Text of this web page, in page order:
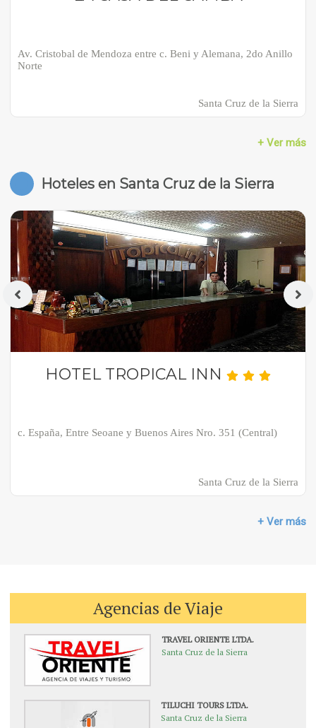
Av. Cristobal de Mendoza entre c. Beni y Alemana, 2do Anillo
Norte
Santa Cruz de la Sierra
+ Ver más
Hoteles en Santa Cruz de la Sierra
HOTEL TROPICAL INN
c. España, Entre Seoane y Buenos Aires Nro. 351 (Central)
Santa Cruz de la Sierra
+ Ver más
Agencias de Viaje
TRAVEL ORIENTE LTDA.
Santa Cruz de la Sierra
TILUCHI TOURS LTDA.
Santa Cruz de la Sierra